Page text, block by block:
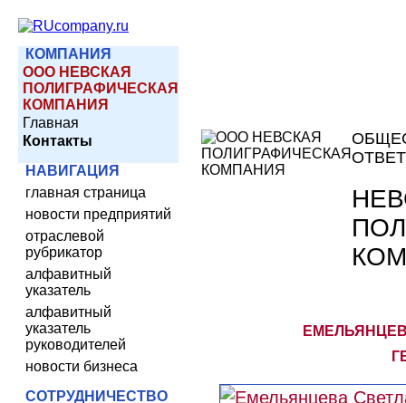
КОМПАНИЯ
ООО НЕВСКАЯ
ПОЛИГРАФИЧЕСКАЯ
КОМПАНИЯ
Главная
Контакты
НАВИГАЦИЯ
главная страница
новости предприятий
отраслевой
рубрикатор
алфавитный
указатель
алфавитный
указатель
руководителей
новости бизнеса
СОТРУДНИЧЕСТВО